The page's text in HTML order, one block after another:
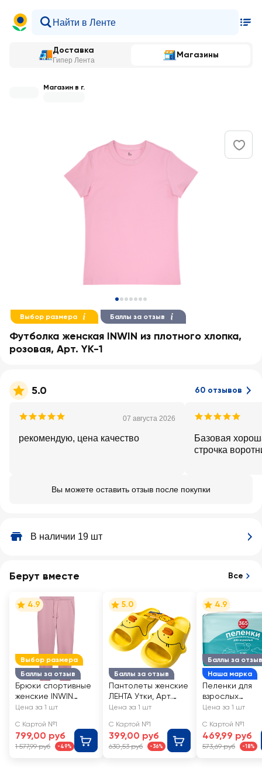
Доставка
Гипер Лента
Магазины
Магазин в г.
Выбор размера Баллы за отзыв
Футболка женская INWIN из плотного хлопка,
розовая, Арт. YK-1
5.0 60 отзывов
07 августа 2026
рекомендую, цена качество
Базовая
строчка
Вы можете оставить отзыв после покупки
В наличии 19 шт
Берут вместе Все
Выбор размера
Баллы за отзыв
4.9
Брюки спортивные
женские INWIN
розовые, Арт.
1/XJSS2209
Цена за 1 шт
С Картой №1
799,00 руб
1 577,99 руб -49%
Баллы за отзыв
5.0
Пантолеты женские
ЛЕНТА Утки, Арт.
202405985
Цена за 1 шт
С Картой №1
399,00 руб
630,53 руб -36%
Баллы за отзыв
Наша марка
4.9
Пеленки для
взрослых
одноразовые
впитывающие
60x90см
Цена за 1 шт
С Картой №1
469,99 руб
573,69 руб -18%